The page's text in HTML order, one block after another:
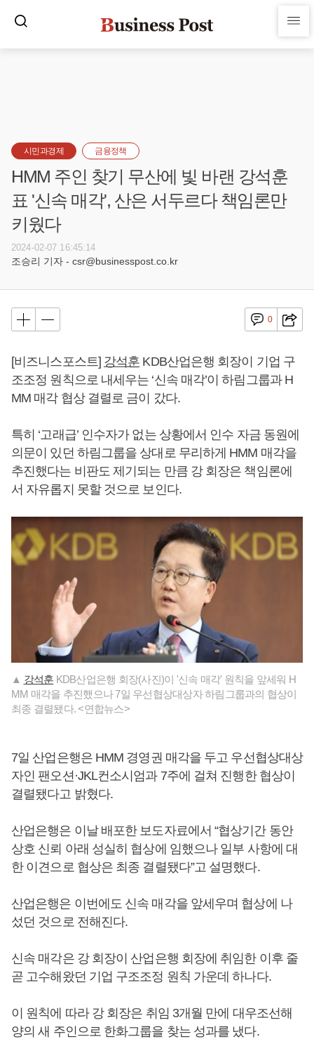
시민과경제 금융정책
HMM 주인 찾기 무산에 빛 바랜 강석훈
표 '신속 매각', 산은 서두르다 책임론만
키웠다
2024-02-07 16:45:14
조승리 기자 - csr@businesspost.co.kr
0
[비즈니스포스트] 강석훈 KDB산업은행 회장이 기업 구
조조정 원칙으로 내세우는 ‘신속 매각’이 하림그룹과 H
MM 매각 협상 결렬로 금이 갔다.
특히 ‘고래급’ 인수자가 없는 상황에서 인수 자금 동원에
의문이 있던 하림그룹을 상대로 무리하게 HMM 매각을
추진했다는 비판도 제기되는 만큼 강 회장은 책임론에
서 자유롭지 못할 것으로 보인다.
▲ 강석훈 KDB산업은행 회장(사진)이 '신속 매각' 원칙을 앞세워 H
MM 매각을 추진했으나 7일 우선협상대상자 하림그룹과의 협상이
최종 결렬됐다. <연합뉴스>
7일 산업은행은 HMM 경영권 매각을 두고 우선협상대상
자인 팬오션·JKL컨소시엄과 7주에 걸쳐 진행한 협상이
결렬됐다고 밝혔다.
산업은행은 이날 배포한 보도자료에서 “협상기간 동안
상호 신뢰 아래 성실히 협상에 임했으나 일부 사항에 대
한 이견으로 협상은 최종 결렬됐다”고 설명했다.
산업은행은 이번에도 신속 매각을 앞세우며 협상에 나
섰던 것으로 전해진다.
신속 매각은 강 회장이 산업은행 회장에 취임한 이후 줄
곧 고수해왔던 기업 구조조정 원칙 가운데 하나다.
이 원칙에 따라 강 회장은 취임 3개월 만에 대우조선해
양의 새 주인으로 한화그룹을 찾는 성과를 냈다.